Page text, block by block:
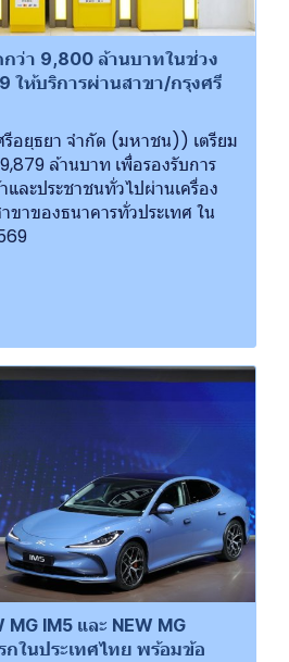
กว่า 9,800 ล้านบาทในช่วง
ให้บริการผ่านสาขา/กรุงศรี
รีอยุธยา จำกัด (มหาชน)) เตรียม
ล้านบาท เพื่อรองรับการ
ละประชาชนทั่วไปผ่านเครื่อง
ขาของธนาคารทั่วประเทศ ใน
MG IM5 และ NEW MG
กในประเทศไทย พร้อมข้อ